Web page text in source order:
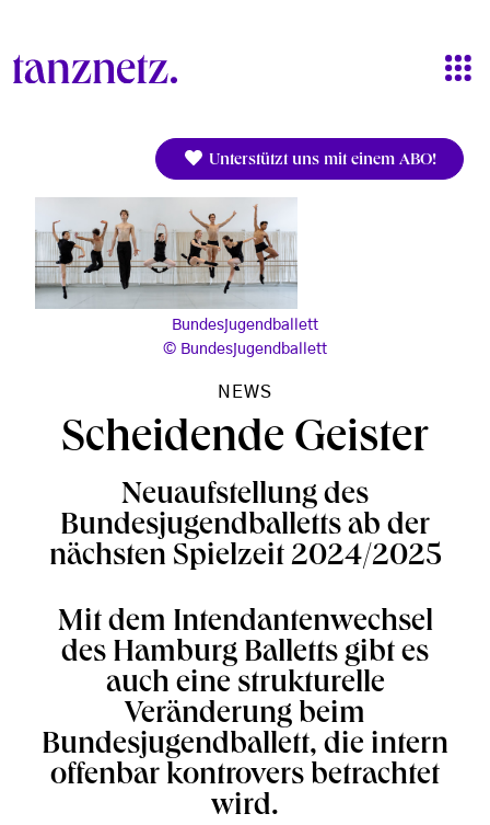
Unterstützt uns mit einem ABO!
Bundesjugendballett
Bundesjugendballett
NEWS
Scheidende Geister
Neuaufstellung des
Bundesjugendballetts ab der
nächsten Spielzeit 2024/2025
Mit dem Intendantenwechsel
des Hamburg Balletts gibt es
auch eine strukturelle
Veränderung beim
Bundesjugendballett, die intern
offenbar kontrovers betrachtet
wird.